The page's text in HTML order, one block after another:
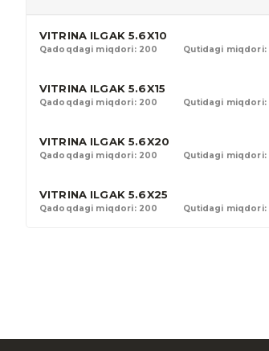
VITRINA ILGAK 5.6X10
Qadoqdagi miqdori: 200 Qutidagi miqdori:
VITRINA ILGAK 5.6X15
Qadoqdagi miqdori: 200 Qutidagi miqdori:
VITRINA ILGAK 5.6X20
Qadoqdagi miqdori: 200 Qutidagi miqdori:
VITRINA ILGAK 5.6X25
Qadoqdagi miqdori: 200 Qutidagi miqdori: